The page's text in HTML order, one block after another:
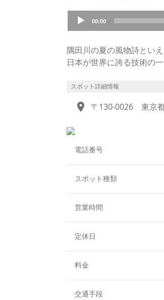
Audio
Player
00:00
隅田川の夏の風物詩といえ
日本が世界に誇る技術の
『両国花火資料館』では
実寸大で花火玉の断面の
さて、花火大会でよく耳
江戸の有名な花火師の屋
小さな資料館ですが、職
書籍もあり、歴史や芸術
せん。
花火資料館に行ってから
スポット詳細情報
location_on 〒130-0026 東京
電話番号
スポット種類
営業時間
定休日
料金
交通手段